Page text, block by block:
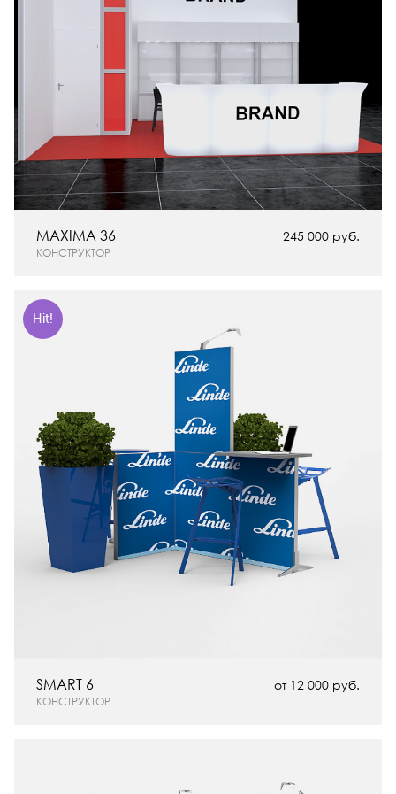
245 000 руб.
КОНСТРУКТОР
MAXIMA 36
Hit!
от 12 000 руб.
КОНСТРУКТОР
SMART 6